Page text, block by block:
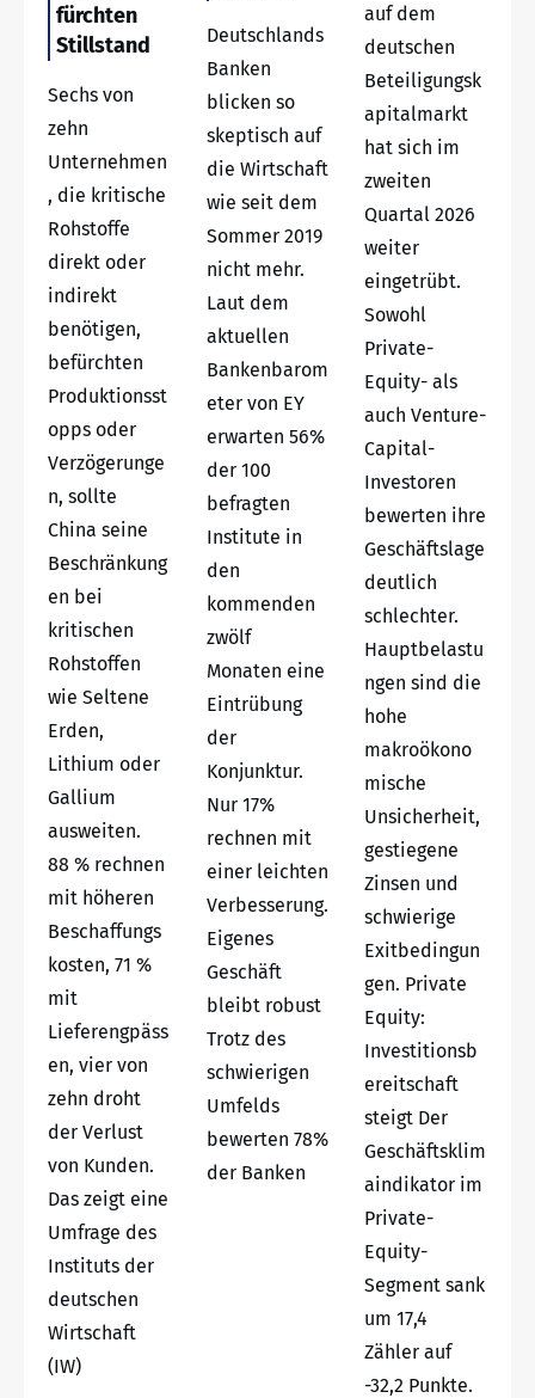
fürchten
Stillstand
Sechs von
zehn
Unternehmen
, die kritische
Rohstoffe
direkt oder
indirekt
benötigen,
befürchten
Produktionsst
opps oder
Verzögerunge
n, sollte
China seine
Beschränkung
en bei
kritischen
Rohstoffen
wie Seltene
Erden,
Lithium oder
Gallium
ausweiten.
88 % rechnen
mit höheren
Beschaffungs
kosten, 71 %
mit
Lieferengpäss
en, vier von
zehn droht
der Verlust
von Kunden.
Das zeigt eine
Umfrage des
Instituts der
deutschen
Wirtschaft
(IW)
Deutschlands
Banken
blicken so
skeptisch auf
die Wirtschaft
wie seit dem
Sommer 2019
nicht mehr.
Laut dem
aktuellen
Bankenbarom
eter von EY
erwarten 56%
der 100
befragten
Institute in
den
kommenden
zwölf
Monaten eine
Eintrübung
der
Konjunktur.
Nur 17%
rechnen mit
einer leichten
Verbesserung.
Eigenes
Geschäft
bleibt robust
Trotz des
schwierigen
Umfelds
bewerten 78%
der Banken
auf dem
deutschen
Beteiligungsk
apitalmarkt
hat sich im
zweiten
Quartal 2026
weiter
eingetrübt.
Sowohl
Private-
Equity- als
auch Venture-
Capital-
Investoren
bewerten ihre
Geschäftslage
deutlich
schlechter.
Hauptbelastu
ngen sind die
hohe
makroökono
mische
Unsicherheit,
gestiegene
Zinsen und
schwierige
Exitbedingun
gen. Private
Equity:
Investitionsb
ereitschaft
steigt Der
Geschäftsklim
aindikator im
Private-
Equity-
Segment sank
um 17,4
Zähler auf
-32,2 Punkte.